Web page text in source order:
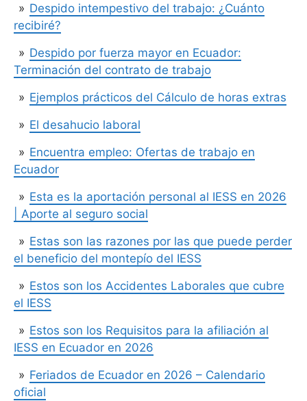
Despido intempestivo del trabajo: ¿Cuánto
recibiré?
Despido por fuerza mayor en Ecuador:
Terminación del contrato de trabajo
Ejemplos prácticos del Cálculo de horas extras
El desahucio laboral
Encuentra empleo: Ofertas de trabajo en
Ecuador
Esta es la aportación personal al IESS en 2026
| Aporte al seguro social
Estas son las razones por las que puede perder
el beneficio del montepío del IESS
Estos son los Accidentes Laborales que cubre
el IESS
Estos son los Requisitos para la afiliación al
IESS en Ecuador en 2026
Feriados de Ecuador en 2026 – Calendario
oficial